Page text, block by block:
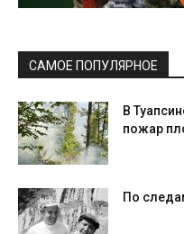
САМОЕ ПОПУЛЯРНОЕ
В
пожар
По